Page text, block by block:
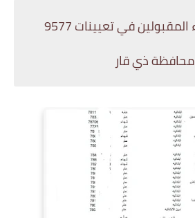
اكتشف اسماء المقبولين في تعيينات 9577
محافظة ذي قار